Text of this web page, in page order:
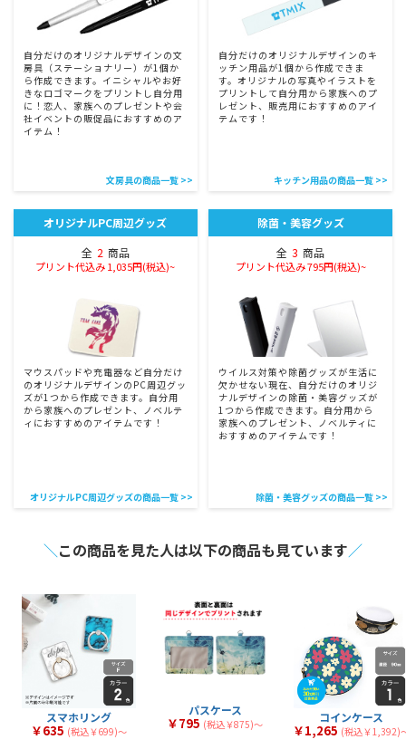
自分だけのオリジナルデザインの文
房具（ステーショナリー）が1個か
ら作成できます。イニシャルやお好
きなロゴマークをプリントし自分用
に！恋人、家族へのプレゼントや会
社イベントの販促品におすすめのア
イテム！
文房具の商品一覧 >>
自分だけのオリジナルデザインのキ
ッチン用品が1個から作成できま
す。オリジナルの写真やイラストを
プリントして自分用から家族へのプ
レゼント、販売用におすすめのアイ
テムです！
キッチン用品の商品一覧 >>
オリジナルPC周辺グッズ
全 2 商品
プリント代込み 1,035円(税込)~
マウスパッドや充電器など自分だけ
のオリジナルデザインのPC周辺グッ
ズが1つから作成できます。自分用
から家族へのプレゼント、ノベルテ
ィにおすすめのアイテムです！
オリジナルPC周辺グッズの商品一覧 >>
除菌・美容グッズ
全 3 商品
プリント代込み 795円(税込)~
ウイルス対策や除菌グッズが生活に
欠かせない現在、自分だけのオリジ
ナルデザインの除菌・美容グッズが
1つから作成できます。自分用から
家族へのプレゼント、ノベルティに
おすすめのアイテムです！
除菌・美容グッズの商品一覧 >>
＼この商品を見た人は以下の商品も見ています／
スマホリング
￥635 (税込￥699)〜
パスケース
￥795 (税込￥875)〜 コインケース
￥1,265 (税込￥1,392)